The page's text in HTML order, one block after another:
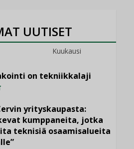
UUTISET
Kuukausi
on tekniikkalaji
yrityskaupasta:
kumppaneita, jotka
teknisiä osaamisalueita